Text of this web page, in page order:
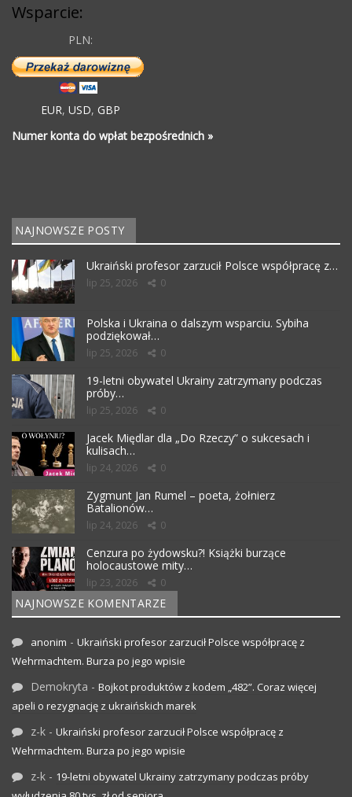
Wsparcie:
PLN:
EUR, USD, GBP
Numer konta do wpłat bezpośrednich »
NAJNOWSZE POSTY
Ukraiński profesor zarzucił Polsce współpracę z…
lip 25, 2026 0
Polska i Ukraina o dalszym wsparciu. Sybiha
podziękował…
lip 25, 2026 0
19-letni obywatel Ukrainy zatrzymany podczas
próby…
lip 25, 2026 0
Jacek Międlar dla „Do Rzeczy” o sukcesach i
kulisach…
lip 24, 2026 0
Zygmunt Jan Rumel – poeta, żołnierz
Batalionów…
lip 24, 2026 0
Cenzura po żydowsku?! Książki burzące
holocaustowe mity…
lip 23, 2026 0
NAJNOWSZE KOMENTARZE
anonim - Ukraiński profesor zarzucił Polsce współpracę z
Wehrmachtem. Burza po jego wpisie
Demokryta - Bojkot produktów z kodem „482”. Coraz więcej
apeli o rezygnację z ukraińskich marek
z-k - Ukraiński profesor zarzucił Polsce współpracę z
Wehrmachtem. Burza po jego wpisie
z-k - 19-letni obywatel Ukrainy zatrzymany podczas próby